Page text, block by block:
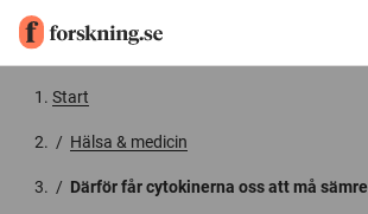
Start
/ Hälsa & medicin
/ Därför får cytokinerna oss att må sämre